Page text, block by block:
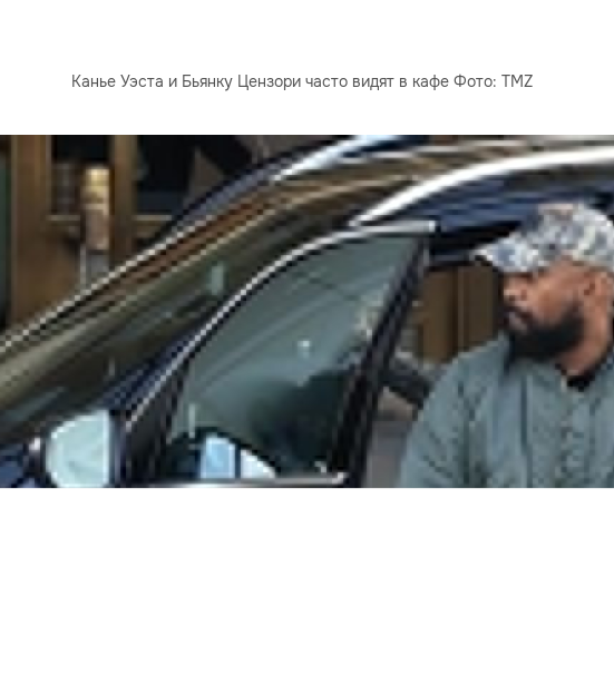
Канье Уэста и Бьянку Цензори часто видят в кафе Фото: TMZ